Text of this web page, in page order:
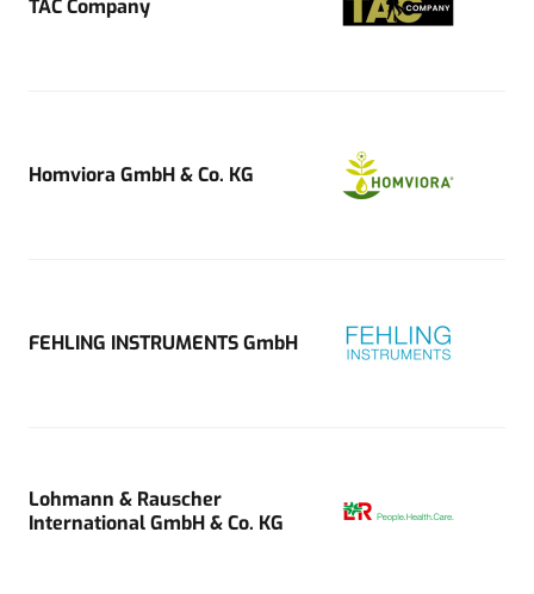
TAC Company
Homviora GmbH & Co. KG
FEHLING INSTRUMENTS GmbH
Lohmann & Rauscher
International GmbH & Co. KG